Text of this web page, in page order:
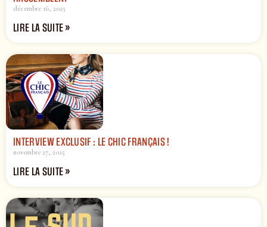
décembre 16, 2025
LIRE LA SUITE »
INTERVIEW EXCLUSIF : LE CHIC FRANÇAIS !
novembre 27, 2025
LIRE LA SUITE »